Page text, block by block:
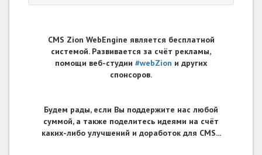
CMS Zion WebEngine является бесплатной
системой. Развивается за счёт рекламы,
помощи веб-студии #webZion и других
спонсоров.
Будем рады, если Вы поддержите нас любой
суммой, а также поделитесь идеями на счёт
каких-либо улучшений и доработок для CMS...